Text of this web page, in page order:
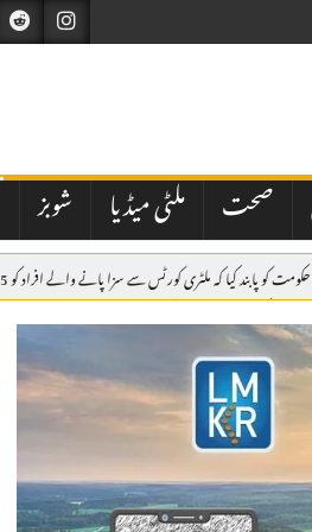
صحت ملٹی میڈیا شوبز
پاکستان کو ڈی لسٹ کردیا مکہ مشترکہ دفاعی